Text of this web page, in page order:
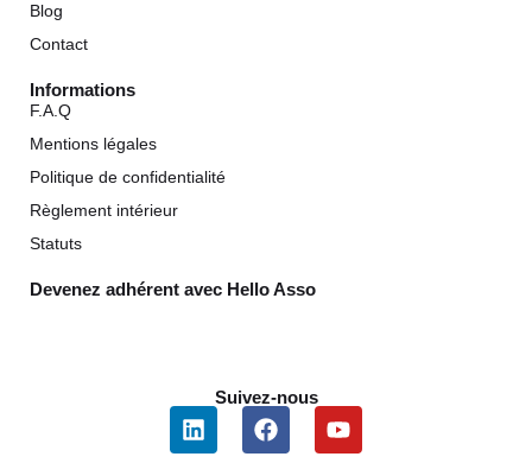
Blog
Contact
Informations
F.A.Q
Mentions légales
Politique de confidentialité
Règlement intérieur
Statuts
Devenez adhérent avec Hello Asso
Suivez-nous